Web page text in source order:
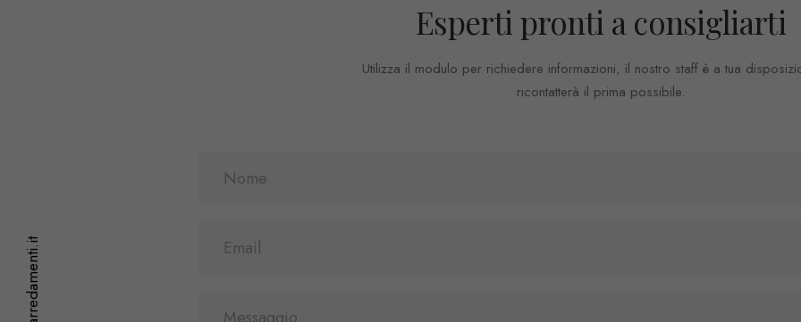
Esperti pronti a consigliarti
Utilizza il modulo per richiedere informazioni, il nostro staff è a tua
ricontatterà il prima possibile.